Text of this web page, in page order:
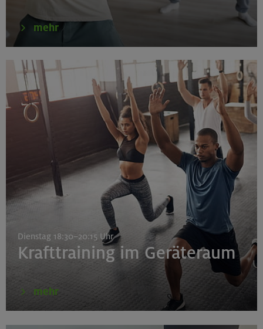
mehr
Dienstag 18:30–20:15 Uhr
Krafttraining im Geräteraum
mehr